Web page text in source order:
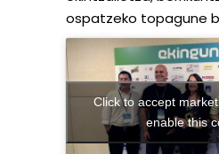
ospatzeko topagune
Click to accept
enable this